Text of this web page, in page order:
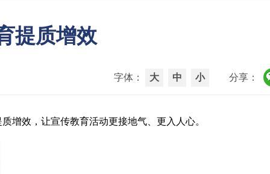
提质增效
字体： 大 中 小 分享：
增效，让宣传教育活动更接地气、更入人心。